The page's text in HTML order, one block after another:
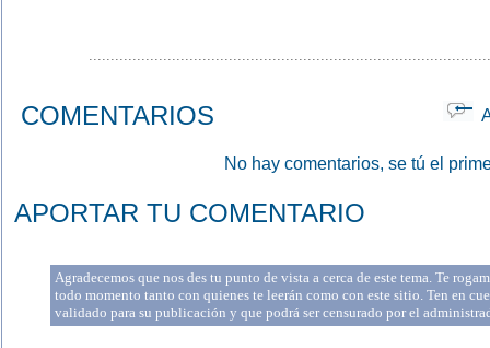
COMENTARIOS
No hay comentarios, se tú el
APORTAR TU COMENTARIO
Agradecemos que nos des tu punto de vista a cerca de este tema. Te
todo momento tanto con quienes te leerán como con este sitio. Ten en
validado para su publicación y que podrá ser censurado por el